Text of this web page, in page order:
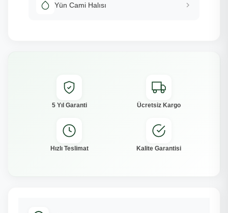
Yün Cami Halısı
5 Yıl Garanti Ücretsiz Kargo
Hızlı Teslimat Kalite Garantisi